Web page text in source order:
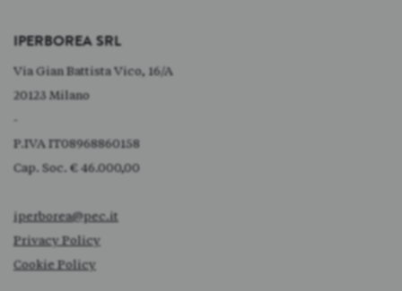
IPERBOREA SRL
Via Gian Battista Vico, 16/A
20123 Milano
-
P.IVA IT08968860158
Cap. Soc. € 46.000,00
iperborea@pec.it
Privacy Policy
Cookie Policy